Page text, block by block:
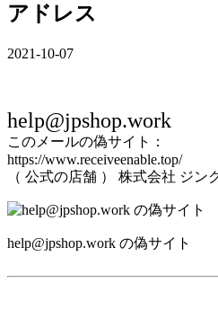
アドレス
2021-10-07
help@jpshop.work
このメールの偽サイト：
https://www.receiveenable.top/
（ 公式の店舗 ） 株式会社 ジン
help@jpshop.work の偽サイト